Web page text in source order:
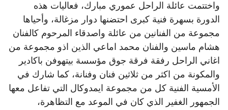
واختتمت عائلة الراحل عموري مبارك، فعاليات هذه
الدورة بسهرة فنية كبرى احتضنها دوار مزغالة، وأحياها
مجموعة من الفنانين من عائلة واصدقاء المرحوم كالفنان
هشام ماسين والفنان محمد اماعي الذين اذو مجموعة من
اغاني الراحل رفقة فرقة جوق مؤسسة بيتهوفن باكادير
والمكونة من اكثر من ثلاثين فنان وفنانة، كما شارك في
الأمسية الفنية كل من مجموعة ايمدوكال التي تفاعل معها
الجمهور الغفير الذي كان في الموعد مع التظاهرة،